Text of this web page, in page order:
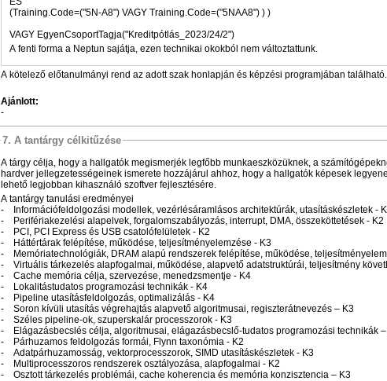
(Training.Code=("5N-A8") VAGY Training.Code=("5NAA8") ) )
VAGY EgyenCsoportTagja("Kreditpótlás_2023/24/2")
A fenti forma a Neptun sajátja, ezen technikai okokból nem változtattunk.
A kötelező előtanulmányi rend az adott szak honlapján és képzési programjában található.
Ajánlott:
-
7. A tantárgy célkitűzése
A tárgy célja, hogy a hallgatók megismerjék legfőbb munkaeszközüknek, a
hardver jellegzetességeinek ismerete hozzájárul ahhoz, hogy a hallgatók képesek
lehető legjobban kihasználó szoftver fejlesztésére.
A tantárgy tanulási eredményei
- Információfeldolgozási modellek, vezérlésáramlásos architektúrák, utasításkészletek -
- Perifériakezelési alapelvek, forgalomszabályozás, interrupt, DMA, összeköttetések - K2
- PCI, PCI Express és USB csatolófelületek - K2
- Háttértárak felépítése, működése, teljesítményelemzése - K3
- Memóriatechnológiák, DRAM alapú rendszerek felépítése, működése,
- Virtuális tárkezelés alapfogalmai, működése, alapvető adatstruktúrái, teljesítmény
- Cache memória célja, szervezése, menedzsmentje - K4
- Lokalitástudatos programozási technikák - K4
- Pipeline utasításfeldolgozás, optimalizálás - K4
- Soron kívüli utasítás végrehajtás alapvető algoritmusai, regiszterátnevezés – K3
- Széles pipeline-ok, szuperskalár processzorok - K3
- Elágazásbecslés célja, algoritmusai, elágazásbecslő-tudatos programozási technikák
- Párhuzamos feldolgozás formái, Flynn taxonómia - K2
- Adatpárhuzamosság, vektorprocesszorok, SIMD utasításkészletek - K3
- Multiprocesszoros rendszerek osztályozása, alapfogalmai - K2
- Osztott tárkezelés problémái, cache koherencia és memória konzisztencia – K3